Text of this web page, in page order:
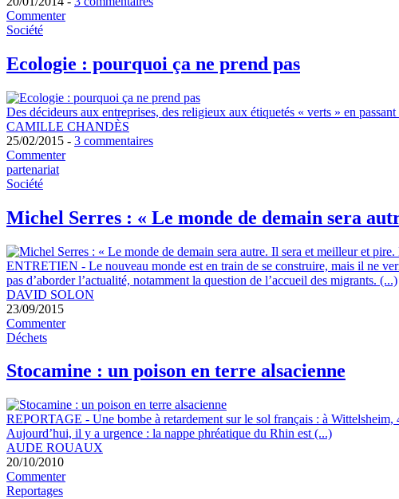
Commenter
Société
Ecologie : pourquoi ça ne prend pas
Des décideurs aux entreprises, des religieux aux étiquetés « verts » en
CAMILLE CHANDÈS
25/02/2015 - 3 commentaires
Commenter
partenariat
Société
Michel Serres : « Le monde de demain sera
ENTRETIEN - Le nouveau monde est en train de se construire, mais il ne
pas d’aborder l’actualité, notamment la question de l’accueil des migrants. (...)
DAVID SOLON
23/09/2015
Commenter
Déchets
Stocamine : un poison en terre alsacienne
REPORTAGE - Une bombe à retardement sur le sol français : à
Aujourd’hui, il y a urgence : la nappe phréatique du Rhin est (...)
AUDE ROUAUX
20/10/2010
Commenter
Reportages